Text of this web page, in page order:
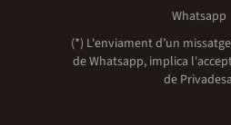
Whatsapp
(*) L'enviament d’un
de Whatsapp, implica
de